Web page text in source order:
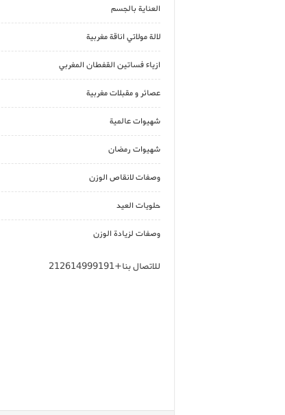
العناية بالجسم
لالة مولاتي اناقة مغربية
ازياء فساتين القفطان المغربي
عصائر و مقبلات مغربية
شهيوات عالمية
شهيوات رمضان
وصفات لانقاص الوزن
حلويات العيد
وصفات لزيادة الوزن
للاتصال بنا+212614999191